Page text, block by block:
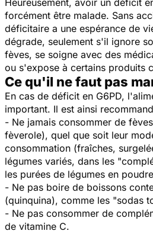
forcément être malade. Sans
déficitaire a une espérance de
dégrade, seulement s'il ignore
fèves, se soigne avec des
ou s'expose à certains produits
Ce qu'il ne faut pas
En cas de déficit en G6PD,
important. Il est ainsi
- Ne jamais consommer de
fèverole), quel que soit leur
consommation (fraîches,
légumes variés, dans les
les purées de légumes en
- Ne pas boire de boissons
(quinquina), comme les "sodas
- Ne pas consommer de
de vitamine C.